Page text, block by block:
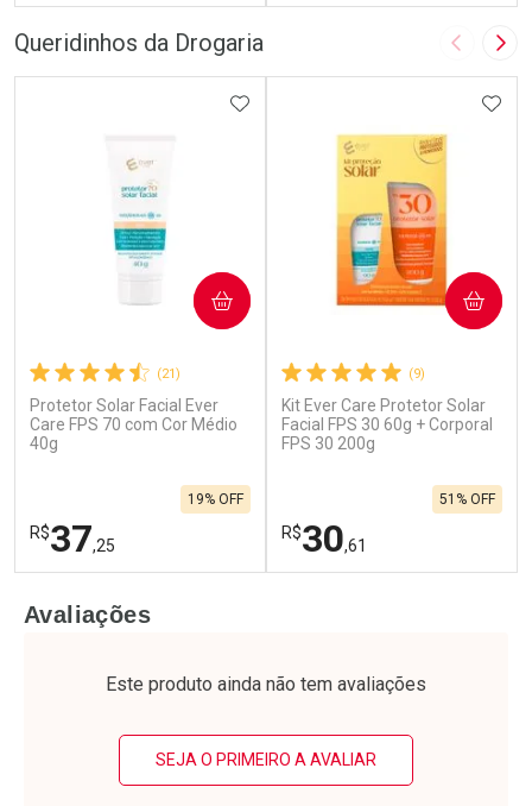
Ativar Desconto
Comprar sem Desconto
Ativar Desconto
Comprar sem Desconto
Queridinhos da Drogaria Imagem
(21)
Protetor Solar Facial Ever
Care FPS 70 com Cor Médio
40g
R$37,25
19% OFF
ADICIONAR AOS FAVORITOS
COMPRAR
Laboratório
Por Menos
(9)
Kit Ever Care Protetor Solar
Facial FPS 30 60g + Corporal
FPS 30 200g
R$30,61
51% OFF
COMPRAR
Laboratório
Por Menos
Avaliações
Este produto ainda não tem avaliações
SEJA O PRIMEIRO A AVALIAR